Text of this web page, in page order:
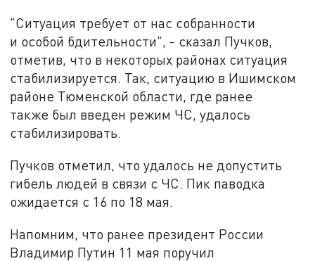
"Ситуация требует от нас собранности
и особой бдительности", - сказал Пучков,
отметив, что в некоторых районах ситуация
стабилизируется. Так, ситуацию в Ишимском
районе Тюменской области, где ранее
также был введен режим ЧС, удалось
стабилизировать.
Пучков отметил, что удалось не допустить
гибель людей в связи с ЧС. Пик паводка
ожидается с 16 по 18 мая.
Напомним, что ранее президент России
Владимир Путин 11 мая поручил